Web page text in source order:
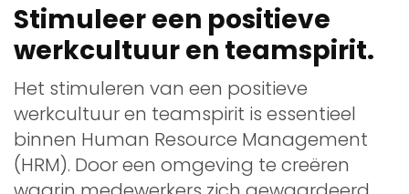
Stimuleer een positieve
werkcultuur en teamspirit.
Het stimuleren van een positieve
werkcultuur en teamspirit is essentieel
binnen Human Resource Management
(HRM). Door een omgeving te creëren